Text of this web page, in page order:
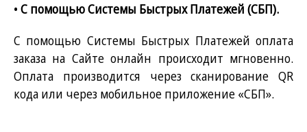
• С помощью Системы Быстрых Платежей (СБП).
С помощью Системы Быстрых Платежей оплата
заказа на Сайте онлайн происходит мгновенно.
Оплата производится через сканирование QR
кода или через мобильное приложение «СБП».